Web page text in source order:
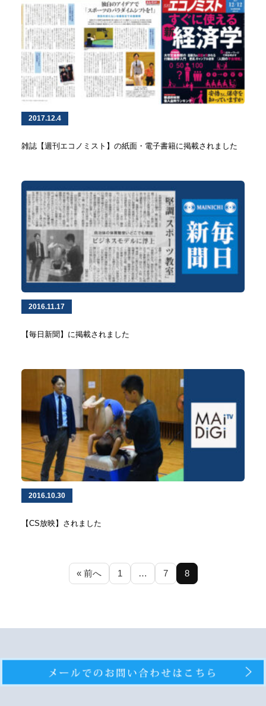
2017.12.4
雑誌【週刊エコノミスト】の紙面・電子書籍に掲載されました
2016.11.17
【毎日新聞】に掲載されました
2016.10.30
【CS放映】されました
« 前へ 1 … 7 8